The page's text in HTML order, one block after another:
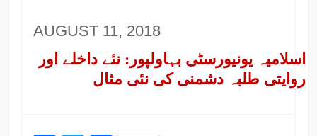
AUGUST 11, 2018
اسلامیہ یونیورسٹی بہاولپور: نئے داخلے اور
روایتی طلبہ دشمنی کی نئی مثال